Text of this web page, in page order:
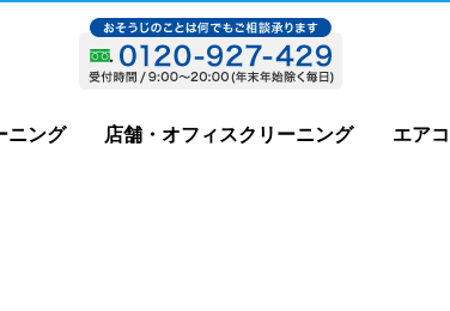
ニング 店舗・オフィスクリーニング エア